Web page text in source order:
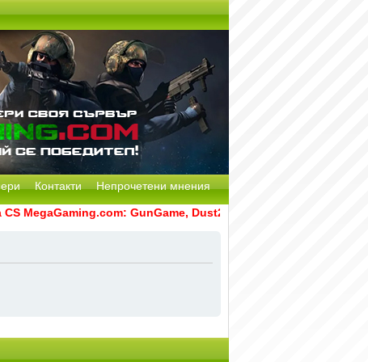
Контакти Непрочетени мнения
MegaGaming.com: GunGame, Dust2, CS:GO Remake [Multi-